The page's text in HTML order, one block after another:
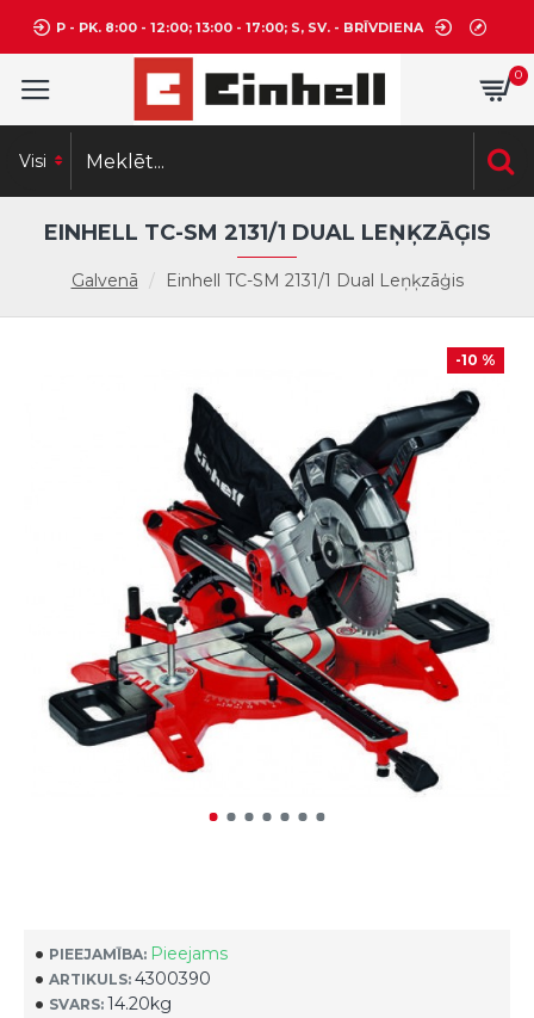
P - PK. 8:00 - 12:00; 13:00 - 17:00; S, SV. - BRĪVDIENA
0
Visi
Galvenā Einhell TC-SM 2131/1 Dual Leņķzāģis
EINHELL TC-SM 2131/1 DUAL LEŅĶZĀĢIS
-10 %
PIEEJAMĪBA: Pieejams
ARTIKULS: 4300390
SVARS: 14.20kg